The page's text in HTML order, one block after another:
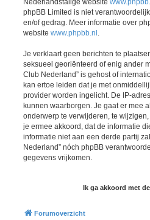
Nederlandstalige website
phpBB Limited is niet
en/of gedrag. Meer informatie over
website www.phpbb.nl .
Je verklaart geen berichten te
seksueel georiënteerd of enig ander
Club Nederland” is gehost of
kan ertoe leiden dat je met
provider worden ingelicht. De IP-
kunnen waarborgen. Je gaat er mee
onderwerp te verwijderen, te
je ermee akkoord, dat de informatie
informatie niet aan een derde partij
Nederland” nóch phpBB
gegevens vrijkomen.
Forumoverzicht